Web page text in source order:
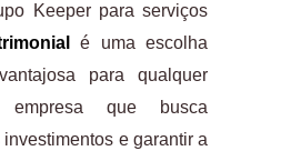
Keeper para serviços
é uma escolha
para qualquer
empresa que busca
e garantir a